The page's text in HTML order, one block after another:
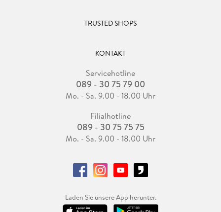
TRUSTED SHOPS
KONTAKT
Servicehotline
089 - 30 75 79 00
Mo. - Sa. 9.00 - 18.00 Uhr
Filialhotline
089 - 30 75 75 75
Mo. - Sa. 9.00 - 18.00 Uhr
Laden Sie unsere App herunter.